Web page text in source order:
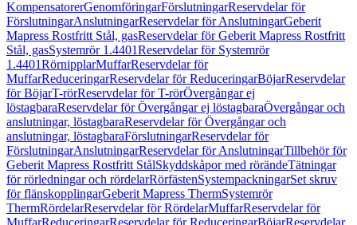
KompensatorerGenomföringarFörslutningarReservdelar för
FörslutningarAnslutningarReservdelar för AnslutningarGeberit
Mapress Rostfritt Stål, gasReservdelar för Geberit Mapress Rostfritt
Stål, gasSystemrör 1.4401Reservdelar för Systemrör
1.4401RörnipplarMuffarReservdelar för
MuffarReduceringarReservdelar för ReduceringarBöjarReservdelar
för BöjarT-rörReservdelar för T-rörÖvergångar ej
löstagbaraReservdelar för Övergångar ej löstagbaraÖvergångar och
anslutningar, löstagbaraReservdelar för Övergångar och
anslutningar, löstagbaraFörslutningarReservdelar för
FörslutningarAnslutningarReservdelar för AnslutningarTillbehör för
Geberit Mapress Rostfritt StålSkyddskåpor med rörändeTätningar
för rörledningar och rördelarRörfästenSystempackningarSet skruv
för flänskopplingarGeberit Mapress ThermSystemrör
ThermRördelarReservdelar för RördelarMuffarReservdelar för
MuffarReduceringarReservdelar för ReduceringarBöjarReservdelar